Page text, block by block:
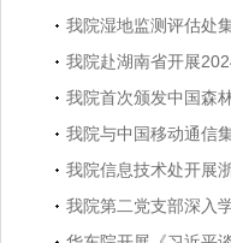
我院湿地监测评估处
我院赴湖南省开展
我院首次颁发中国森
我院与中国移动通信
我院信息技术处开展
我院第二党支部深入